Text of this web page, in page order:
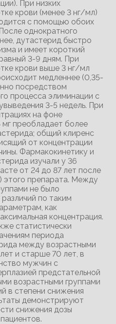
При низких
крови (менее 3 нг/мл)
с помощью обоих
однократного
дутастерид быстро
и имеет короткий
3-9 дням. При
крови выше 3 нг/мл
медленнее (0,35-
посредством
процесса элиминации с
3-5 недель. При
на фоне
преобладает более
общий клиренс
от концентрации
Фармакокинетику и
изучали у 36
от 24 до 87 лет после
этого препарата. Между
не было
по таким
как
концентрация.
статистически
периода
между возрастными
и старше 70 лет, в
мужчин с
предстательной
возрастными группами
в степени снижения
демонстрируют
снижения дозы